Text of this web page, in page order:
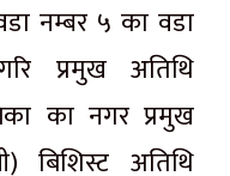
नम्बर ५ का वडा
प्रमुख अतिथि
का नगर प्रमुख
बिशिस्ट अतिथि